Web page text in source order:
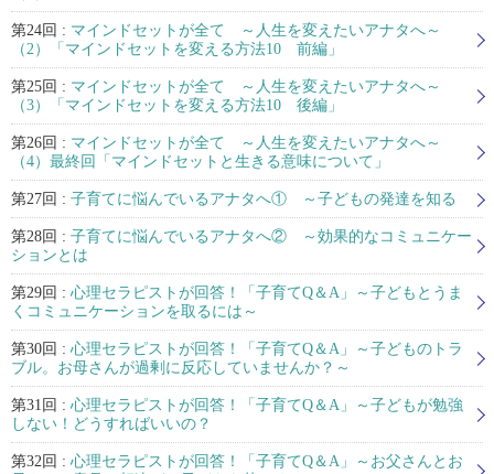
第24回 : マインドセットが全て ～人生を変えたいアナタへ～
（2）「マインドセットを変える方法10 前編」
第25回 : マインドセットが全て ～人生を変えたいアナタへ～
（3）「マインドセットを変える方法10 後編」
第26回 : マインドセットが全て ～人生を変えたいアナタへ～
（4）最終回「マインドセットと生きる意味について」
第27回 : 子育てに悩んでいるアナタへ① ～子どもの発達を知る
第28回 : 子育てに悩んでいるアナタへ② ～効果的なコミュニケー
ションとは
第29回 : 心理セラピストが回答！「子育てQ＆A」～子どもとうま
くコミュニケーションを取るには～
第30回 : 心理セラピストが回答！「子育てQ＆A」～子どものトラ
ブル。お母さんが過剰に反応していませんか？～
第31回 : 心理セラピストが回答！「子育てQ＆A」～子どもが勉強
しない！どうすればいいの？
第32回 : 心理セラピストが回答！「子育てQ＆A」～お父さんとお